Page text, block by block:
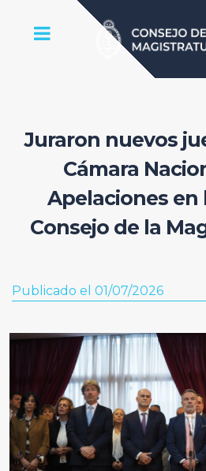
Juraron nuevos
Cámara
Apelaciones en
Consejo de la
Publicado el 01/07/2026